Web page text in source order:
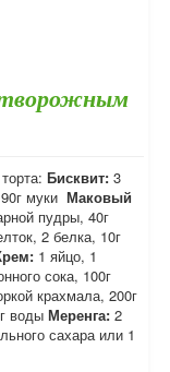
Бисквит: 3
муки Маковый
пудры, 40г
2 белка, 10г
1 яйцо, 1
сока, 100г
крахмала, 200г
воды Меренга: 2
сахара или 1